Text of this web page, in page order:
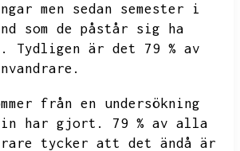
men sedan semester i
som de påstår sig ha
Tydligen är det 79 % av
från en undersökning
har gjort.
79 % av alla
tycker att det ändå är